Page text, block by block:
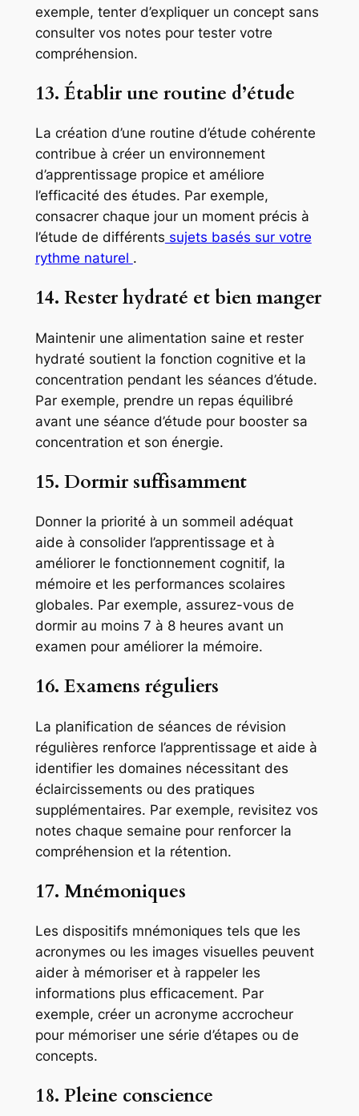
exemple, tenter d’expliquer un concept sans
consulter vos notes pour tester votre
compréhension.
13. Établir une routine d’étude
La création d’une routine d’étude cohérente
contribue à créer un environnement
d’apprentissage propice et améliore
l’efficacité des études. Par exemple,
consacrer chaque jour un moment précis à
l’étude de différents sujets basés sur votre
rythme naturel .
14. Rester hydraté et bien manger
Maintenir une alimentation saine et rester
hydraté soutient la fonction cognitive et la
concentration pendant les séances d’étude.
Par exemple, prendre un repas équilibré
avant une séance d’étude pour booster sa
concentration et son énergie.
15. Dormir suffisamment
Donner la priorité à un sommeil adéquat
aide à consolider l’apprentissage et à
améliorer le fonctionnement cognitif, la
mémoire et les performances scolaires
globales. Par exemple, assurez-vous de
dormir au moins 7 à 8 heures avant un
examen pour améliorer la mémoire.
16. Examens réguliers
La planification de séances de révision
régulières renforce l’apprentissage et aide à
identifier les domaines nécessitant des
éclaircissements ou des pratiques
supplémentaires. Par exemple, revisitez vos
notes chaque semaine pour renforcer la
compréhension et la rétention.
17. Mnémoniques
Les dispositifs mnémoniques tels que les
acronymes ou les images visuelles peuvent
aider à mémoriser et à rappeler les
informations plus efficacement. Par
exemple, créer un acronyme accrocheur
pour mémoriser une série d’étapes ou de
concepts.
18. Pleine conscience